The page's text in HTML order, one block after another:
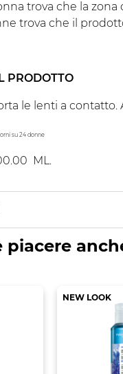
trova che la
trova che il
PRODOTTO
le lenti a
su 24 donne
ML.
piacere
NEW LOOK